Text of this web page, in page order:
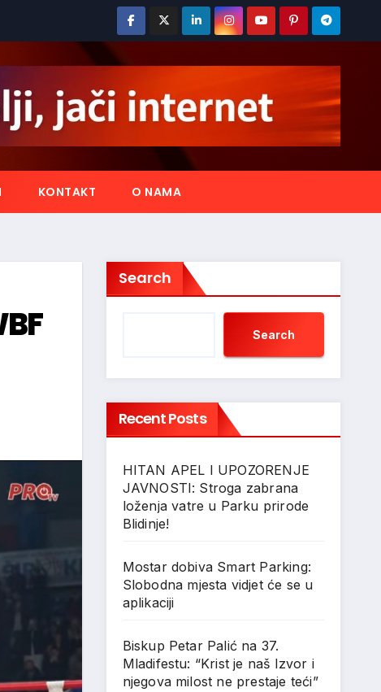
KONTAKT O NAMA
Search
Search
Recent Posts
HITAN APEL I UPOZORENJE
JAVNOSTI: Stroga zabrana
loženja vatre u Parku prirode
Blidinje!
Mostar dobiva Smart Parking:
Slobodna mjesta vidjet će se u
aplikaciji
Biskup Petar Palić na 37.
Mladifestu: “Krist je naš Izvor i
njegova milost ne prestaje teći”